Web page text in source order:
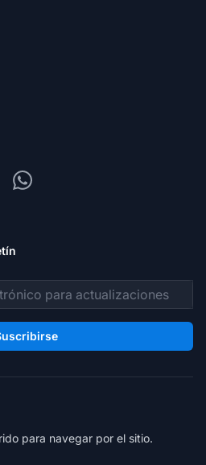
Whatsapp
para navegar por el sitio.